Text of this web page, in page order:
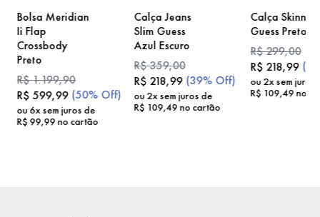
Bolsa Meridian
Ii Flap
Crossbody
Preto
R$1.199,90
R$ 599,99 (50% Off)
ou 6x sem juros de
R$ 99,99no cartão
Calça Jeans
Slim Guess
Azul Escuro
R$359,00
R$ 218,99 (39% Off)
ou2x sem juros de
R$ 109,49no cartão
Calça Skinny
Guess Preto
R$299,00
R$ 218,99 (
ou 2x sem juros
R$ 109,49no